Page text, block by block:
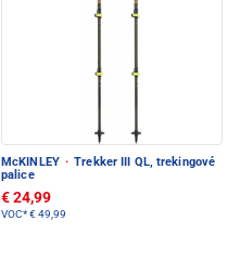
McKINLEY · Trekker III QL, trekingové
palice
€ 24,99
VOC*€ 49,99